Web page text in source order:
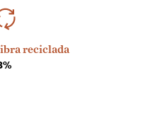
reciclada